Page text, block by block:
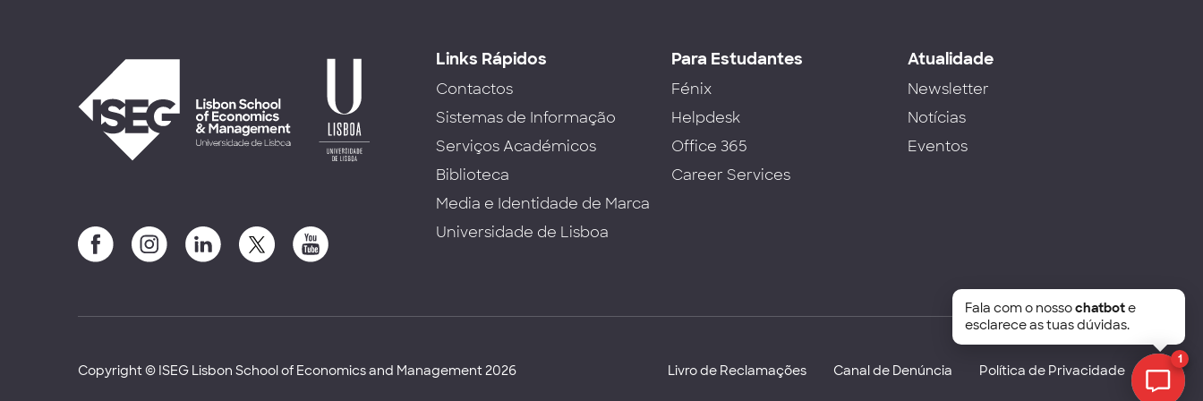
Links Rápidos
Contactos
Sistemas de Informação
Serviços Académicos
Biblioteca
Media e Identidade de Marca
Universidade de Lisboa
Para Estudantes
Fénix
Helpdesk
Office 365
Career Services
Atualidade
Newsletter
Notícias
Eventos
Copyright © ISEG Lisbon School of Economics and Management 2026 Livro de Reclamações Canal de Denúncia Política de Privacidade
1
Fala com o nossochatbote
esclarece as tuas dúvidas.